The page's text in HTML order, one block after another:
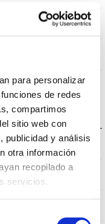
para personalizar
de redes
compartimos
sitio web con
publicidad y análisis
otra información
recopilado a
servicios.
4.000K
>80